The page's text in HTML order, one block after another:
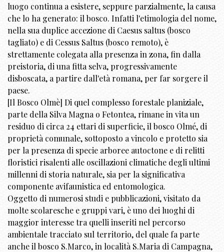
luogo continua a esistere, seppure parzialmente, la causa
che lo ha generato: il bosco. Infatti l'etimologia del nome,
nella sua duplice accezione di Caesus saltus (bosco
tagliato) e di Cessus Saltus (bosco remoto), è
strettamente colegata alla presenza in zona, fin dalla
preistoria, di una fitta selva, progressivamente
disboscata, a partire dall'età romana, per far sorgere il
paese.
[Il Bosco Olmè] Di quel complesso forestale planiziale,
parte della Silva Magna o Fetontea, rimane in vita un
residuo di circa 24 ettari di superficie, il bosco Olmé, di
proprietà comunale, sottoposto a vincolo e protetto sia
per la presenza di specie arboree autoctone e di relitti
floristici risalenti alle oscillazioni climatiche degli ultimi
millenni di storia naturale, sia per la significativa
componente avifaunistica ed entomologica.
Oggetto di numerosi studi e pubblicazioni, visitato da
molte scolaresche e gruppi vari, è uno dei luoghi di
maggior interesse tra quelli inseriti nel percorso
ambientale tracciato sul territorio, del quale fa parte
anche il bosco S.Marco, in località S.Maria di Campagna,